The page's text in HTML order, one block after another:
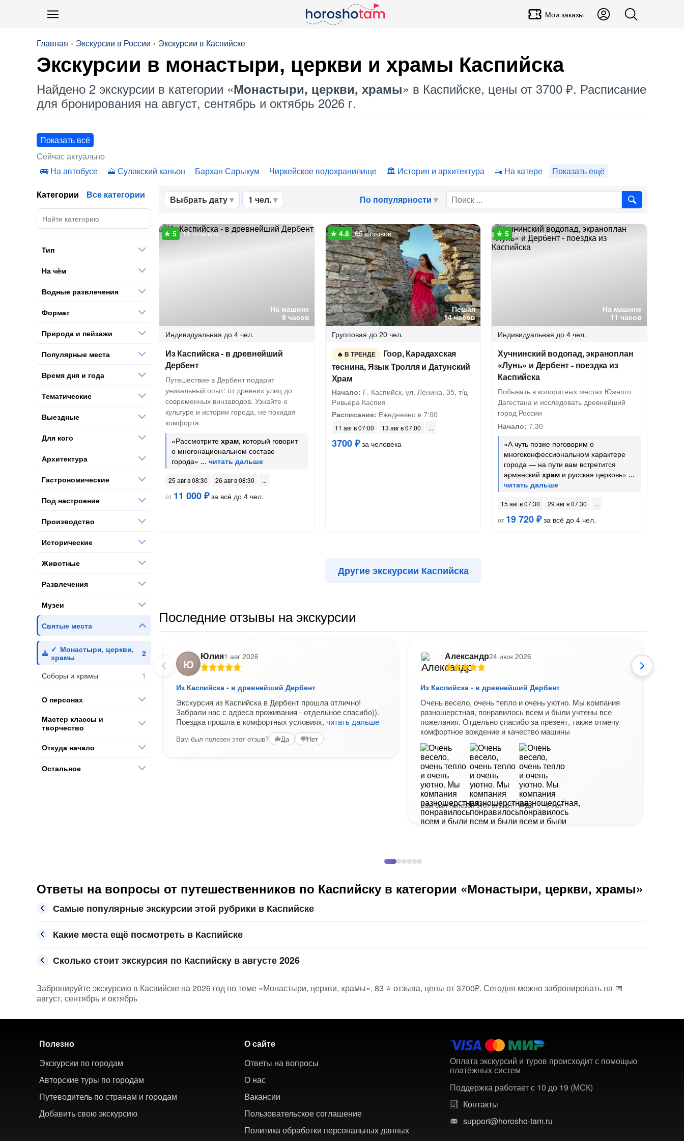
Мои заказы
Главная Экскурсии в России Экскурсии в Каспийске
Экскурсии в монастыри, церкви и храмы Каспийска
Найдено 2 экскурсии в категории «Монастыри, церкви, храмы» в Каспийске, цены от 3700 ₽. Расписание
для бронирования на август, сентябрь и октябрь 2026 г.
Показать всё
Сейчас актуально
На автобусе
Сулакский каньон Бархан Сарыкум Чиркейское водохранилище История и архитектура На катере Показать ещё
Выбрать дату 1 чел. По популярности
На машине
9 часов
18 отзывов
Индивидуальная до 4 чел.
Из Каспийска - в древнейший
Дербент
Путешествие в Дербент подарит
уникальный опыт: от древних улиц до
современных винзаводов. Узнайте о
культуре и истории города, не покидая
комфорта
«Рассмотрите храм, который говорит
о многонациональном составе
города»
25 авг в 08:30
26 авг в 08:30
от 11 000 ₽за всё до 4 чел.
Пешая
14 часов
65 отзывов
Групповая до 20 чел.
В ТРЕНДЕ
Гоор, Карадахская
теснина, Язык Тролля и Датунский
Храм
Начало: Г. Каспийск, ул. Ленина, 35, т/ц
Ривьера Каспия
Расписание: Ежедневно в 7:00
11 авг в 07:00 13 авг в 07:00
3700 ₽за человека
На машине
11 часов
20 отзывов
Индивидуальная до 4 чел.
Хучнинский водопад, экраноплан
«Лунь» и Дербент - поездка из
Каспийска
Побывать в колоритных местах Южного
Дагестана и исследовать древнейший
город России
Начало: 7.30
«А чуть позже поговорим о
многоконфессиональном характере
города — на пути вам встретится
армянскийхрам и русская церковь»
15 авг в 07:30
29 авг в 07:30
от 19 720 ₽за всё до 4 чел.
Другие экскурсии Каспийска
Последние отзывы на экскурсии
Ю
Юлия1 авг 2026
Из Каспийска - в древнейший Дербент
Экскурсия из Каспийска в Дербент прошла отлично!
Забрали нас с адреса проживания - отдельное спасибо)).
Поездка прошла в комфортных условиях, читать дальше
Вам был полезен этот отзыв? Да Нет
Александр24 июн 2026
Из Каспийска - в древнейший Дербент
Очень весело, очень тепло и очень уютно. Мы компания
разношерстная, понравилось всем и были учтены все
пожелания. Отдельно спасибо за презент, также отмечу
комфортное вождение и качество машины
Вам был полезен этот отзыв? Да Нет
Категории Все категории
Тип
На чём
Водные развлечения
Формат
Природа и пейзажи
Популярные места
Время дня и года
Тематические
Выездные
Для кого
Архитектура
Гастрономические
Под настроение
Производство
Исторические
Животные
Развлечения
Музеи
Святые места
Монастыри, церкви,
храмы
Соборы и храмы
О персонах
Мастер классы и
творчество
Откуда начало
Остальное
Ответы на вопросы от путешественников по Каспийску в категории «Монастыри, церкви, храмы»
Самые популярные экскурсии этой рубрики в Каспийске
Какие места ещё посмотреть в Каспийске
Сколько стоит экскурсия по Каспийску в августе 2026
Забронируйте экскурсию в Каспийске на 2026 год по теме «Монастыри, церкви, храмы», 83 ⭐ отзыва, цены от 3700₽. Сегодня можно забронировать на 📅
август, сентябрь и октябрь
Полезно
Экскурсии по городам
Авторские туры по городам
Путеводитель по странам и городам
Добавить свою экскурсию
О сайте
Ответы на вопросы
О нас
Вакансии
Пользовательское соглашение
Политика обработки персональных данных
Оплата экскурсий и туров происходит с помощью
платёжных систем
Поддержка работает с 10 до 19 (МСК)
Контакты
support@horosho-tam.ru